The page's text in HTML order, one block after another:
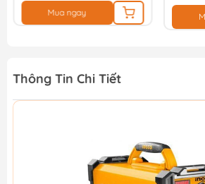
Mua ngay
Thông Tin Chi Tiết